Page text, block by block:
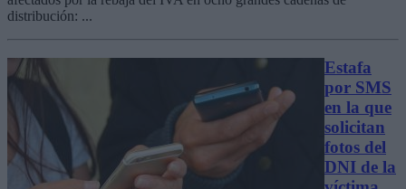
distribución: ...
Estafa
por SMS
en la que
solicitan
fotos del
DNI de la